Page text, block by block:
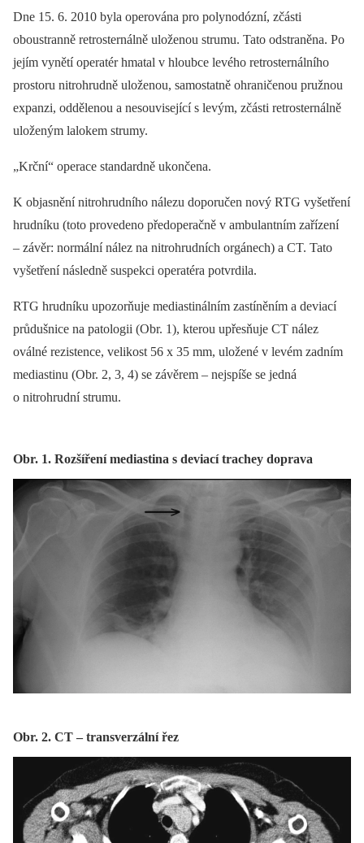
Dne 15. 6. 2010 byla operována pro polynodózní, zčásti
oboustranně retrosternálně uloženou strumu. Tato odstraněna. Po
jejím vynětí operatér hmatal v hloubce levého retrosternálního
prostoru nitrohrudně uloženou, samostatně ohraničenou pružnou
expanzi, oddělenou a nesouvisející s levým, zčásti retrosternálně
uloženým lalokem strumy.
„Krční“ operace standardně ukončena.
K objasnění nitrohrudního nálezu doporučen nový RTG vyšetření
hrudníku (toto provedeno předoperačně v ambulantním zařízení
–⁠ závěr: normální nález na nitrohrudních orgánech) a CT. Tato
vyšetření následně suspekci operatéra potvrdila.
RTG hrudníku upozorňuje mediastinálním zastíněním a deviací
průdušnice na patologii (Obr. 1), kterou upřesňuje CT nález
oválné rezistence, velikost 56 x 35 mm, uložené v levém zadním
mediastinu (Obr. 2, 3, 4) se závěrem –⁠ nejspíše se jedná
o nitrohrudní strumu.
Obr. 1. Rozšíření mediastina s deviací trachey doprava
Obr. 2. CT – transverzální řez